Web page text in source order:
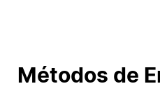
II&D e Empresas
Métodos de